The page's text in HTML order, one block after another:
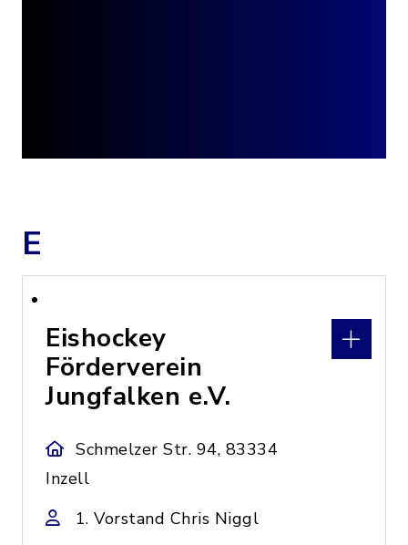
E
Eishockey
Förderverein
Jungfalken e.V.
Schmelzer Str. 94, 83334
Inzell
1. Vorstand Chris Niggl